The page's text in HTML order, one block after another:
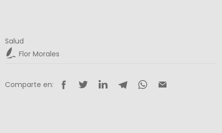
Salud
Flor Morales
Comparte en: